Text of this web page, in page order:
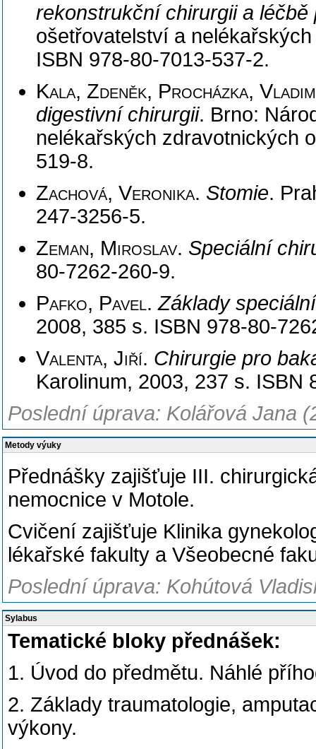
rekonstrukční chirurgii a léčbě
ošetřovatelství a
ISBN 978-80-7013-537-2.
Kala, Zdeněk, Procházka,
digestivní chirurgii. Brno:
nelékařských zdravotnických
519-8.
Zachová, Veronika. Stomie.
247-3256-5.
Zeman, Miroslav. Speciální
80-7262-260-9.
Pafko, Pavel.Základy
2008, 385 s. ISBN 978-80-
Valenta, Jiří. Chirurgie pro
Karolinum, 2003, 237 s. ISBN
Poslední úprava: Kolářová Jana
Metody výuky
Přednášky zajišťuje III.
nemocnice v Motole.
Cvičení zajišťuje Klinika
lékařské fakulty a Všeobecné
Poslední úprava: Kohútová
Sylabus
Tematické bloky přednášek:
1. Úvod do předmětu. Náhlé
2. Základy traumatologie,
výkony.